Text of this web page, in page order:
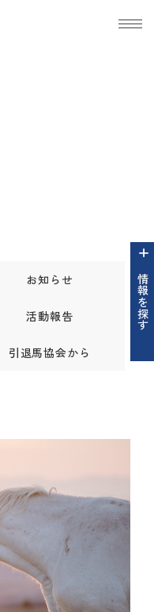
情報を探す
お知らせ
活動報告
引退馬協会から